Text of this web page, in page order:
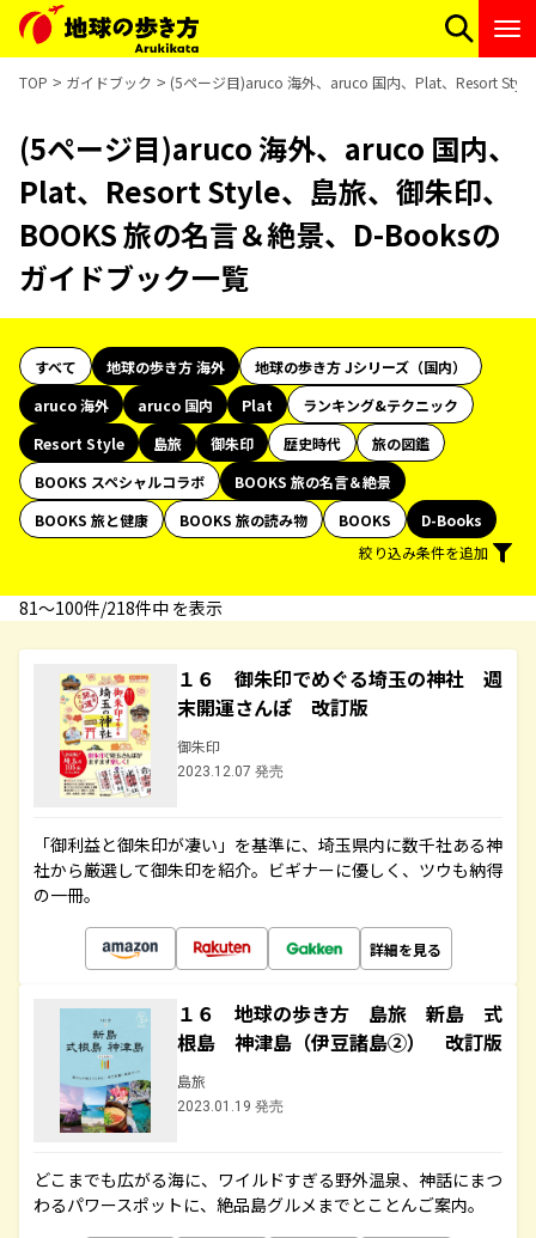
TOP ガイドブック (5ページ目)aruco 海外、aruco 国内、Plat、Resort
(5ページ目)aruco 海外、aruco 国内、
Plat、Resort Style、島旅、御朱印、
BOOKS 旅の名言＆絶景、D-Booksの
ガイドブック一覧
すべて 地球の歩き方 海外
地球の歩き方 Jシリーズ（国内）
aruco 海外
aruco 国内 Plat
ランキング&テクニック
Resort Style
島旅 御朱印 歴史時代
旅の図鑑
BOOKS スペシャルコラボ
BOOKS 旅の名言＆絶景
BOOKS 旅と健康
BOOKS 旅の読み物 BOOKS
D-Books
絞り込み条件を追加
81〜100件/218件中 を表示
１６ 御朱印でめぐる埼玉の神社 週
末開運さんぽ 改訂版
御朱印
2023.12.07 発売
「御利益と御朱印が凄い」を基準に、埼玉県内に数千社ある神
社から厳選して御朱印を紹介。ビギナーに優しく、ツウも納得
の一冊。
詳細を見る
１６ 地球の歩き方 島旅 新島 式
根島 神津島（伊豆諸島②） 改訂版
島旅
2023.01.19 発売
どこまでも広がる海に、ワイルドすぎる野外温泉、神話にまつ
わるパワースポットに、絶品島グルメまでとことんご案内。